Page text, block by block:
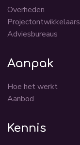
Overheden
Projectontwikkelaars
Adviesbureaus
Aanpak
Hoe het werkt
Aanbod
Kennis